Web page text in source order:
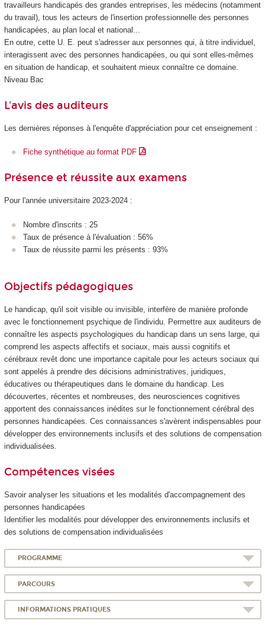
travailleurs handicapés des grandes entreprises, les médecins (notamment
du travail), tous les acteurs de l'insertion professionnelle des personnes
handicapées, au plan local et national...
En outre, cette U. E. peut s'adresser aux personnes qui, à titre individuel,
interagissent avec des personnes handicapées, ou qui sont elles-mêmes
en situation de handicap, et souhaitent mieux connaître ce domaine.
Niveau Bac
L'avis des auditeurs
Les dernières réponses à l'enquête d'appréciation pour cet enseignement :
Fiche synthétique au format PDF
Présence et réussite aux examens
Pour l'année universitaire 2023-2024 :
Nombre d'inscrits : 25
Taux de présence à l'évaluation : 56%
Taux de réussite parmi les présents : 93%
Objectifs pédagogiques
Le handicap, qu'il soit visible ou invisible, interfère de manière profonde
avec le fonctionnement psychique de l'individu. Permettre aux auditeurs de
connaître les aspects psychologiques du handicap dans un sens large, qui
comprend les aspects affectifs et sociaux, mais aussi cognitifs et
cérébraux revêt donc une importance capitale pour les acteurs sociaux qui
sont appelés à prendre des décisions administratives, juridiques,
éducatives ou thérapeutiques dans le domaine du handicap. Les
découvertes, récentes et nombreuses, des neurosciences cognitives
apportent des connaissances inédites sur le fonctionnement cérébral des
personnes handicapées. Ces connaissances s'avèrent indispensables pour
développer des environnements inclusifs et des solutions de compensation
individualisées.
Compétences visées
Savoir analyser les situations et les modalités d'accompagnement des
personnes handicapées
Identifier les modalités pour développer des environnements inclusifs et
des solutions de compensation individualisées
PROGRAMME
PARCOURS
INFORMATIONS PRATIQUES